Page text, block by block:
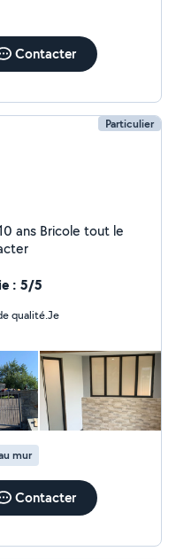
Contacter
Particulier
tout le
: 5/5
mur
Contacter